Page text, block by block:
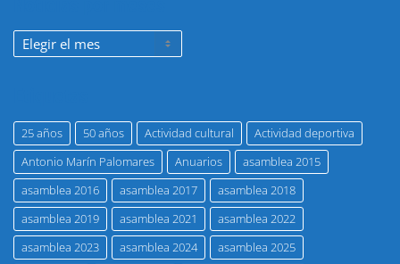
Noticias
por
25 años 50 años Actividad cultural
Actividad deportiva
Antonio Marín Palomares
Anuarios
asamblea 2015
asamblea 2016
asamblea 2017
asamblea 2018
asamblea 2019
asamblea 2021
asamblea 2022
asamblea 2023
asamblea 2024
asamblea 2025